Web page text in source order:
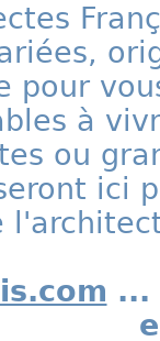
pour
à
ou
ici
...